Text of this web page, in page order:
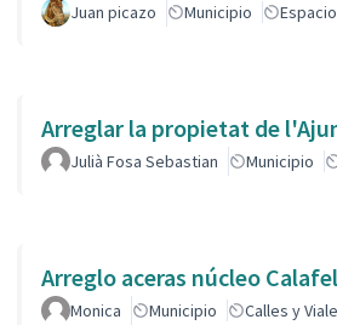
Juan picazo Municipio
Arreglar la propietat de
Julià Fosa Sebastian Municipio
Arreglo aceras núcleo
Monica Municipio Calles y